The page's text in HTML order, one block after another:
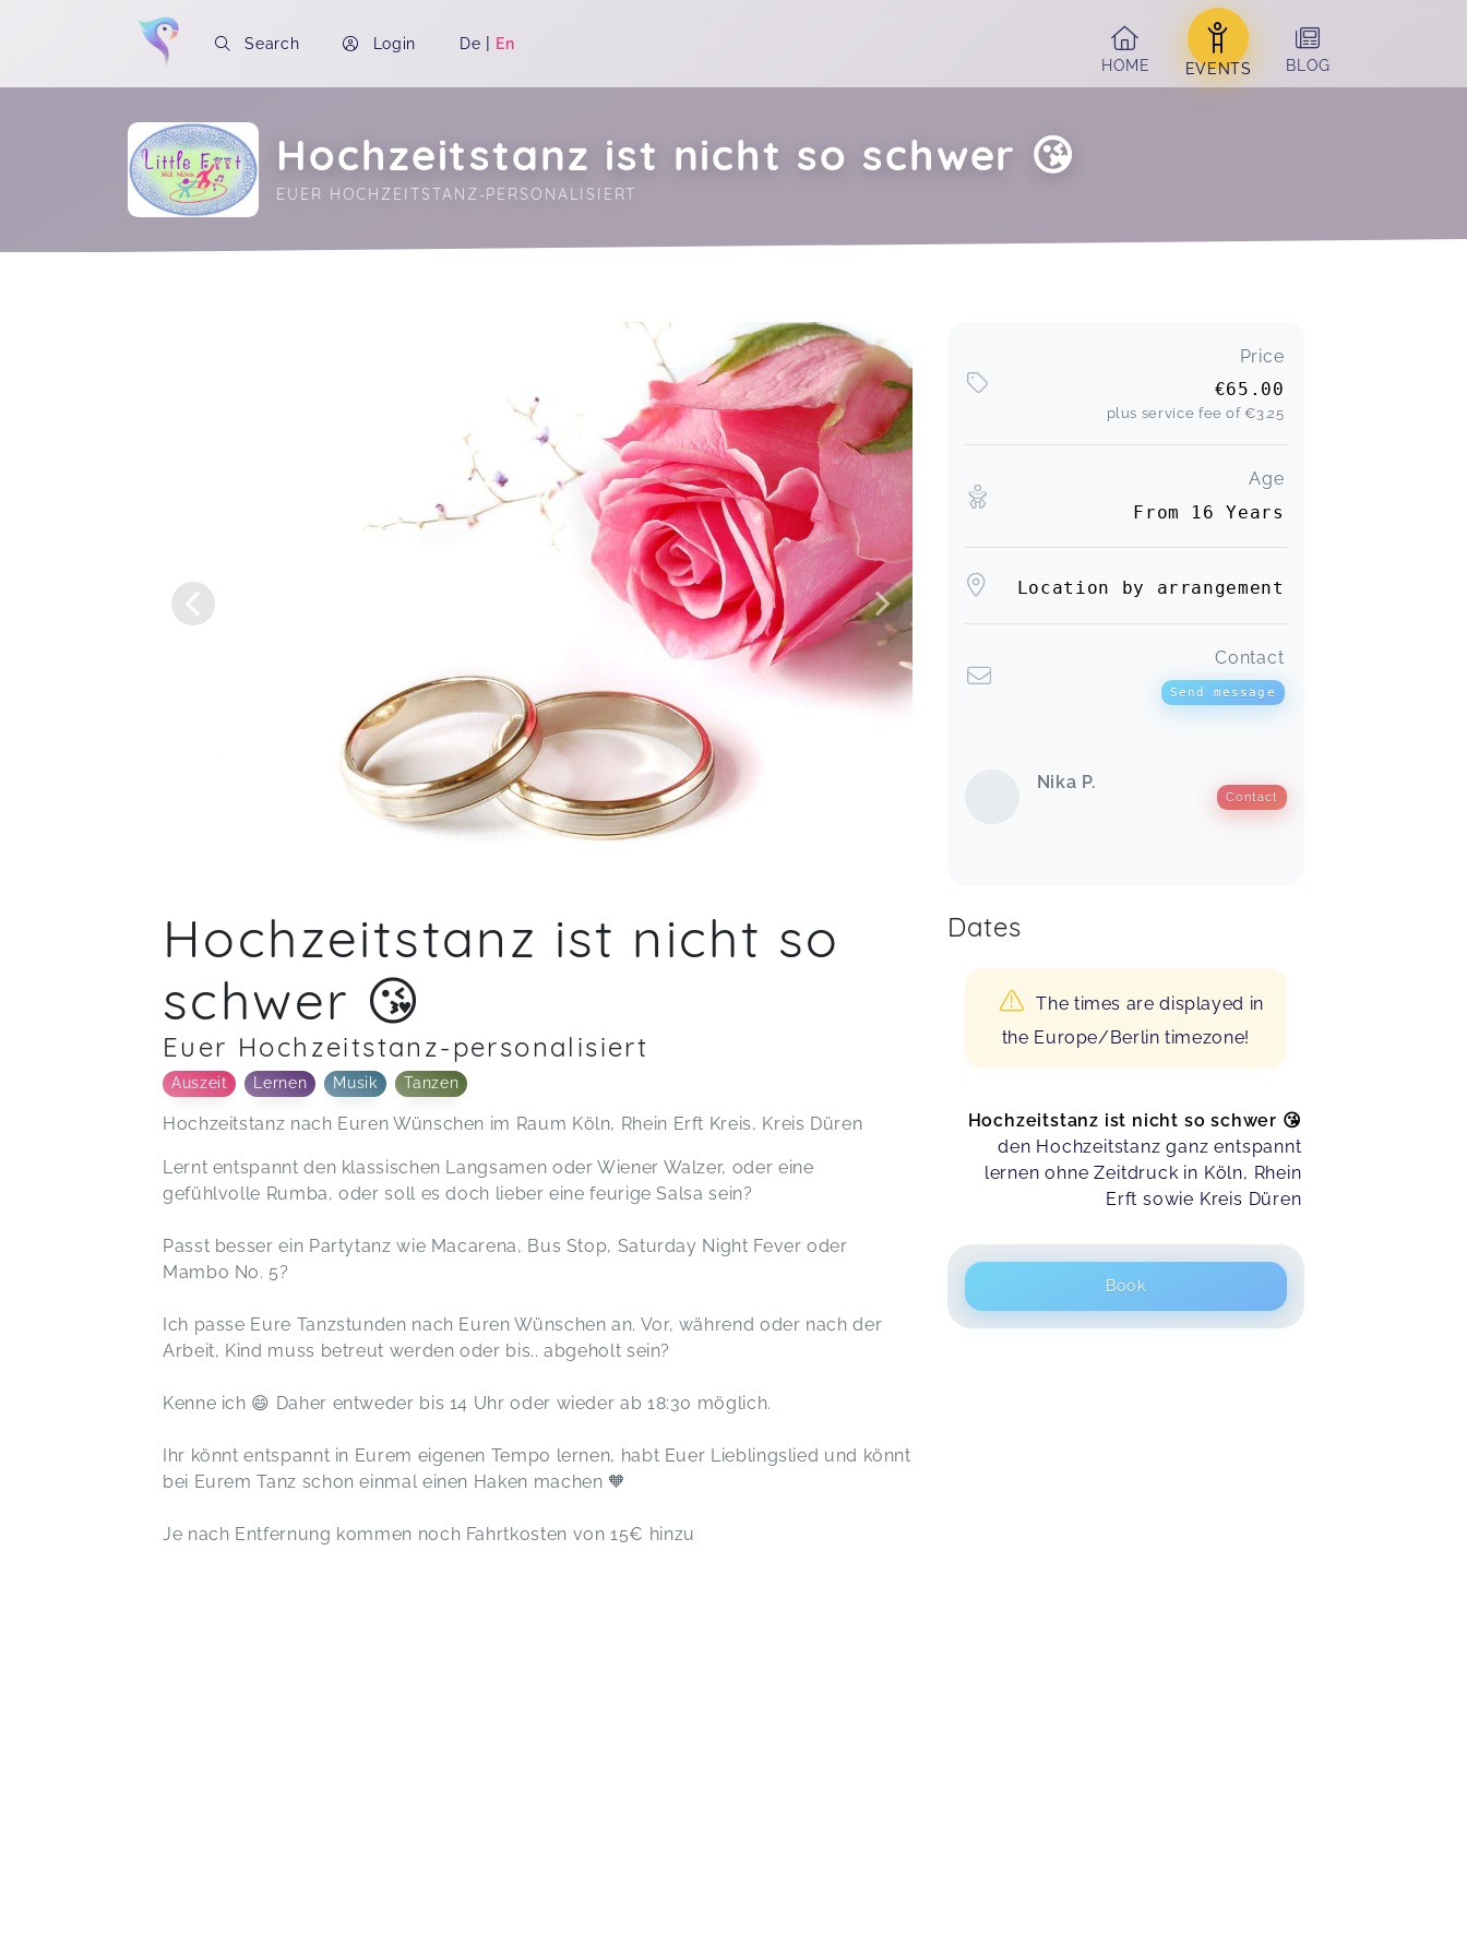
Search Login De | En
HOME
EVENTS BLOG
Hochzeitstanz ist nicht so schwer 😘
EUER HOCHZEITSTANZ-PERSONALISIERT
Hochzeitstanz ist nicht so
schwer 😘
Euer Hochzeitstanz-personalisiert
Auszeit Lernen Musik Tanzen
Hochzeitstanz nach Euren Wünschen im Raum Köln, Rhein Erft Kreis, Kreis Düren
Lernt entspannt den klassischen Langsamen oder Wiener Walzer, oder eine
gefühlvolle Rumba, oder soll es doch lieber eine feurige Salsa sein?
Passt besser ein Partytanz wie Macarena, Bus Stop, Saturday Night Fever oder
Mambo No. 5?
Ich passe Eure Tanzstunden nach Euren Wünschen an. Vor, während oder nach der
Arbeit, Kind muss betreut werden oder bis.. abgeholt sein?
Kenne ich 😄 Daher entweder bis 14 Uhr oder wieder ab 18:30 möglich.
Ihr könnt entspannt in Eurem eigenen Tempo lernen, habt Euer Lieblingslied und könnt
bei Eurem Tanz schon einmal einen Haken machen 🧡
Je nach Entfernung kommen noch Fahrtkosten von 15€ hinzu
Price
€65.00
plus service fee of€3.25
Age
From 16 Years
Location by arrangement
Contact
Send message
Nika P.
Contact
Dates
The times are displayed in
the Europe/Berlin timezone!
Hochzeitstanz ist nicht so schwer 😘
den Hochzeitstanz ganz entspannt
lernen ohne Zeitdruck in Köln, Rhein
Erft sowie Kreis Düren
Book